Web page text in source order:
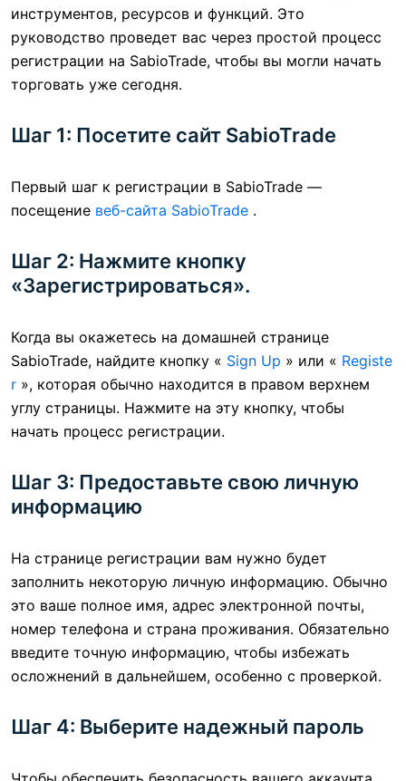
инструментов, ресурсов и функций. Это
руководство проведет вас через простой процесс
регистрации на SabioTrade, чтобы вы могли начать
торговать уже сегодня.
Шаг 1: Посетите сайт SabioTrade
Первый шаг к регистрации в SabioTrade —
посещение веб-сайта SabioTrade .
Шаг 2: Нажмите кнопку
«Зарегистрироваться».
Когда вы окажетесь на домашней странице
SabioTrade, найдите кнопку « Sign Up » или « Registe
r », которая обычно находится в правом верхнем
углу страницы. Нажмите на эту кнопку, чтобы
начать процесс регистрации.
Шаг 3: Предоставьте свою личную
информацию
На странице регистрации вам нужно будет
заполнить некоторую личную информацию. Обычно
это ваше полное имя, адрес электронной почты,
номер телефона и страна проживания. Обязательно
введите точную информацию, чтобы избежать
осложнений в дальнейшем, особенно с проверкой.
Шаг 4: Выберите надежный пароль